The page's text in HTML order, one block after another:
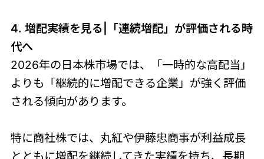
4. 増配実績を見る|「連続増配」が評価される時
代へ
2026年の日本株市場では、「一時的な高配当」
よりも「継続的に増配できる企業」が強く評価
される傾向があります。
特に商社株では、丸紅や伊藤忠商事が利益成長